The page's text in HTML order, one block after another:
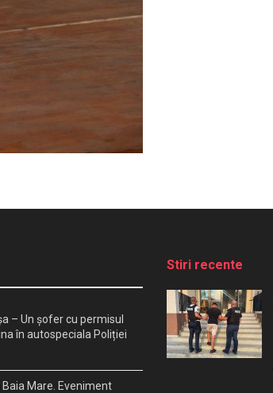
– Un șofer cu permisul
în autospeciala Poliției
Mare. Eveniment
Stiri recente